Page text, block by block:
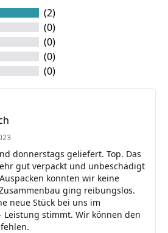
(2)
(0)
(0)
(0)
(0)
donnerstags geliefert. Top. Das
gut verpackt und unbeschädigt
konnten wir keine
ging reibungslos.
neue Stück bei uns im
Leistung stimmt. Wir können den